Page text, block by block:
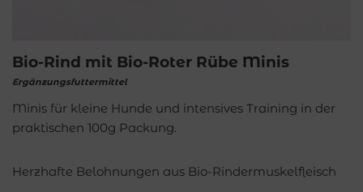
Bio-Rind mit Bio-Roter Rübe Minis
Ergänzungsfuttermittel
Minis für kleine Hunde und intensives Training in der
praktischen 100g Packung.
Herzhafte Belohnungen aus Bio-Rindermuskelfleisch